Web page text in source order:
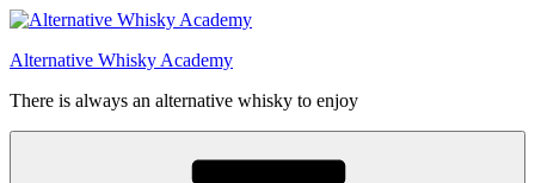
Videre
indhold
Alternative Whisky Academy
There is always an alternative whisky to enjoy